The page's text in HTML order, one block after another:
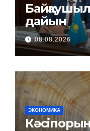
дайын
08.08.2026
ЭКОНОМИКА